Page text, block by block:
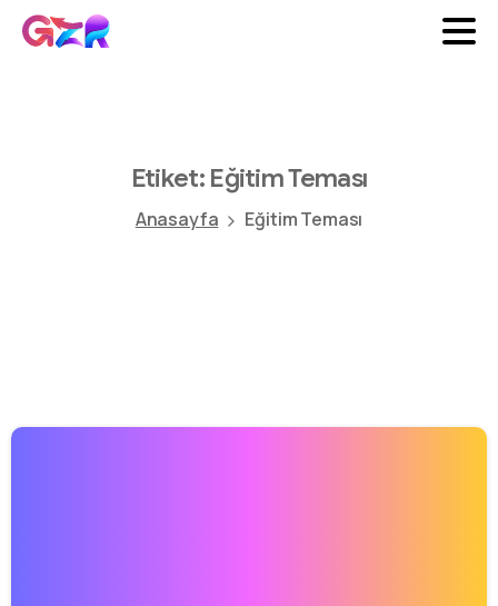
Etiket: EğitimTeması
Anasayfa Eğitim Teması